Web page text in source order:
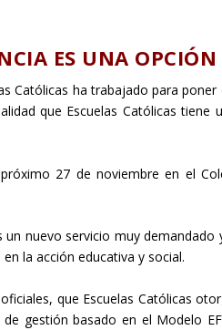
ES UNA
Católicas ha trabajado para poner
que Escuelas Católicas tiene
27 de noviembre en el
nuevo servicio muy
la acción educativa y social.
que Escuelas Católicas
gestión basado en el Modelo